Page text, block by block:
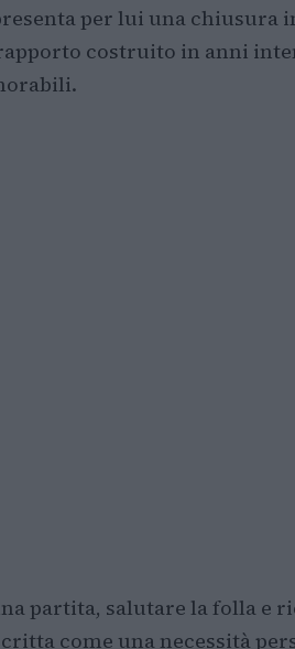
per lui una chiusura
costruito in anni
partita, salutare la folla e
come una necessità